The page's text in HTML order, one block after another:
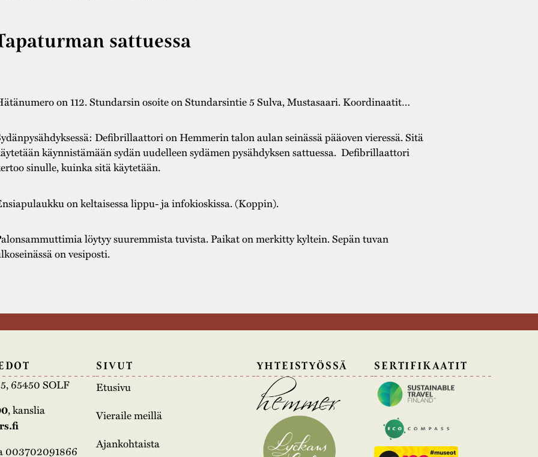
sattuessa
on 112. Stundarsin osoite on Stundarsintie 5 Sulva, Mustasaari. Koordinaatit…
Defibrillaattori on Hemmerin talon aulan seinässä pääoven vieressä. Sitä
käynnistämään sydän uudelleen sydämen pysähdyksen sattuessa. Defibrillaattori
sinulle, kuinka sitä käytetään.
on keltaisessa lippu- ja infokioskissa. (Koppin).
löytyy suuremmista tuvista. Paikat on merkitty kyltein. Sepän tuvan
on vesiposti.
65450 SOLF
, kanslia
003702091866
SIVUT
Etusivu
Vieraile meillä
Ajankohtaista
YHTEISTYÖSSÄ SERTIFIKAATIT